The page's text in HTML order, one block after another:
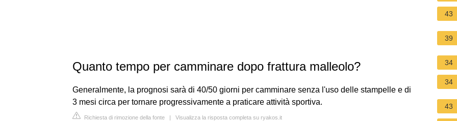
Quanto tempo per camminare dopo frattura malleolo?
Generalmente, la prognosi sarà di 40/50 giorni per camminare senza l'uso delle stampelle e di
3 mesi circa per tornare progressivamente a praticare attività sportiva.
Richiesta di rimozione della fonte | Visualizza la risposta completa su ryakos.it
43
39
34
34
43